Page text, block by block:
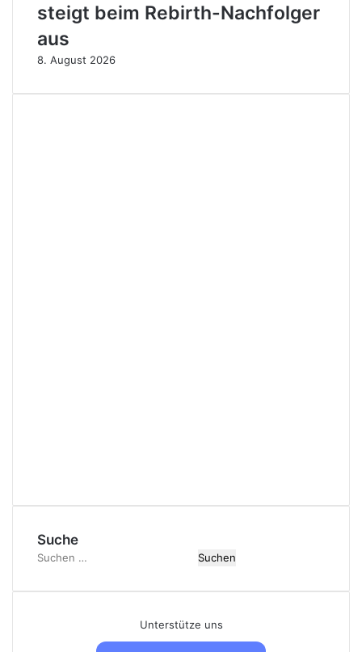
steigt beim Rebirth-Nachfolger
aus
8. August 2026
Suche
Suchen
Unterstütze uns